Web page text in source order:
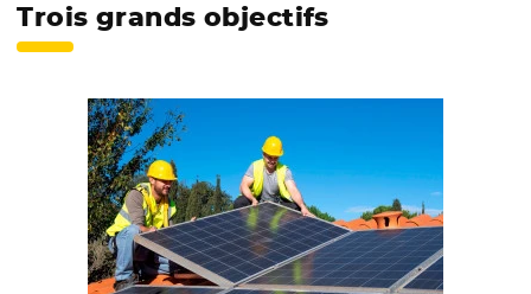
Trois grands objectifs